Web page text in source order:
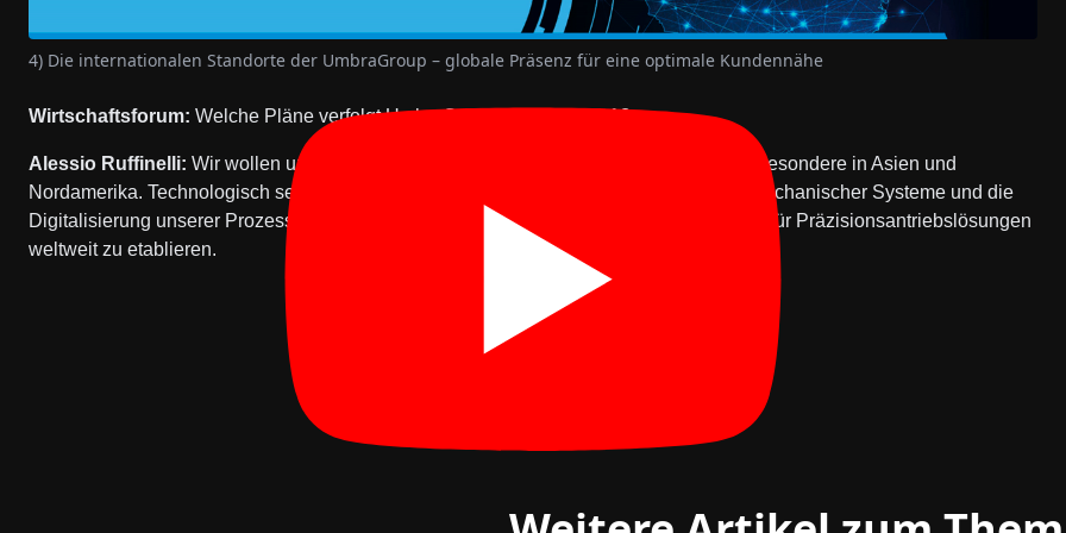
4) Die internationalen Standorte der UmbraGroup – globale Präsenz für eine optimale Kundennähe
Wirtschaftsforum: Welche Pläne verfolgt UmbraGroup für die Zukunft?
Alessio Ruffinelli: Wir wollen unser internationales Wachstum weiter vorantreiben, insbesondere in Asien und
Nordamerika. Technologisch setzen wir auf die Weiterentwicklung intelligenter elektromechanischer Systeme und die
Digitalisierung unserer Prozesse. Unser Ziel ist es, UmbraGroup als führenden Anbieter für Präzisionsantriebslösungen
weltweit zu etablieren.